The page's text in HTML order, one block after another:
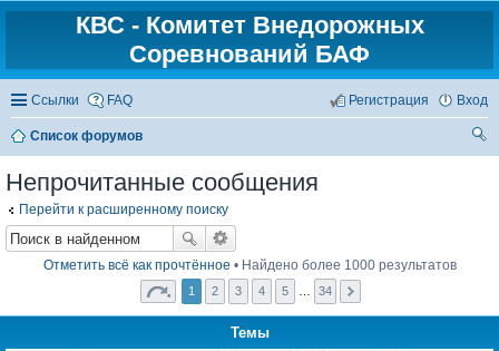
КВС - Комитет Внедорожных
Соревнований БАФ
Ссылки FAQ Вход
Регистрация
Список форумов
Непрочитанные сообщения
Перейти к расширенному поиску
Отметить всё как прочтённое • Найдено более 1000 результатов
1 2 3 4 5 … 34
Темы